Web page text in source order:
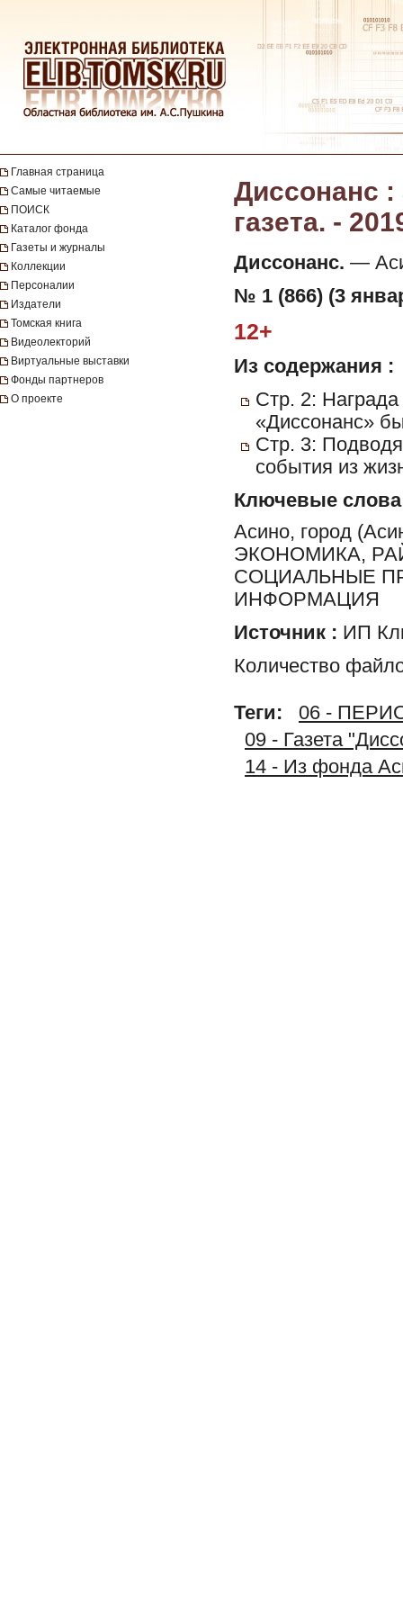
Главная страница
Самые читаемые
ПОИСК
Каталог фонда
Газеты и журналы
Коллекции
Персоналии
Издатели
Томская книга
Видеолекторий
Виртуальные выставки
Фонды партнеров
О проекте
Диссонанс :
газета. -
Диссонанс. —
№ 1 (866) (3
12+
Из содержания :
Стр. 2:
«Диссонанс»
Стр. 3:
события из
Ключевые слова
Асино, город
ЭКОНОМИКА,
СОЦИАЛЬНЫЕ
ИНФОРМАЦИЯ
Источник : ИП
Количество
Теги:
06 -
09 - Газета
14 - Из фонда